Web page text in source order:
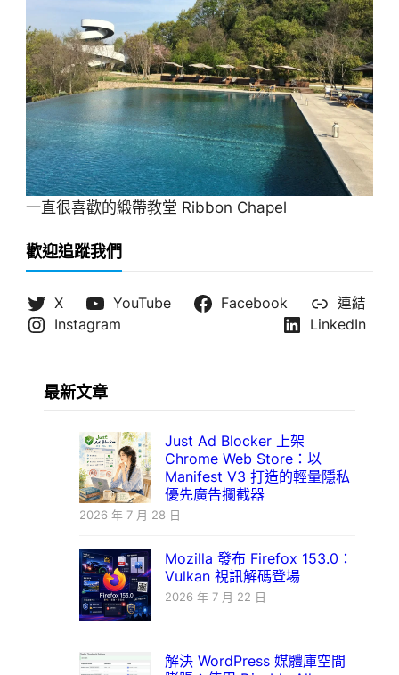
一直很喜歡的緞帶教堂 Ribbon Chapel
歡迎追蹤我們
X YouTube Facebook
連結
Instagram
LinkedIn
最新文章
Just Ad Blocker 上架
Chrome Web Store：以
Manifest V3 打造的輕量隱私
優先廣告攔截器
2026 年 7 月 28 日
Mozilla 發布 Firefox 153.0：
Vulkan 視訊解碼登場
2026 年 7 月 22 日
解決 WordPress 媒體庫空間